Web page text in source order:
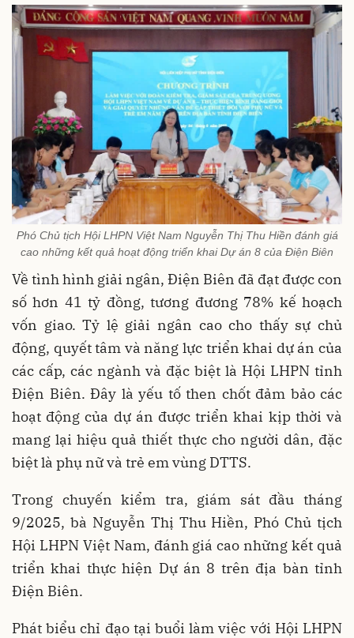
Phó Chủ tịch Hội LHPN Việt Nam Nguyễn Thị Thu Hiền đánh giá
cao những kết quả hoạt động triển khai Dự án 8 của Điện Biên
Về tình hình giải ngân, Điện Biên đã đạt được con
số hơn 41 tỷ đồng, tương đương 78% kế hoạch
vốn giao. Tỷ lệ giải ngân cao cho thấy sự chủ
động, quyết tâm và năng lực triển khai dự án của
các cấp, các ngành và đặc biệt là Hội LHPN tỉnh
Điện Biên. Đây là yếu tố then chốt đảm bảo các
hoạt động của dự án được triển khai kịp thời và
mang lại hiệu quả thiết thực cho người dân, đặc
biệt là phụ nữ và trẻ em vùng DTTS.
Trong chuyến kiểm tra, giám sát đầu tháng
9/2025, bà Nguyễn Thị Thu Hiền, Phó Chủ tịch
Hội LHPN Việt Nam, đánh giá cao những kết quả
triển khai thực hiện Dự án 8 trên địa bàn tỉnh
Điện Biên.
Phát biểu chỉ đạo tại buổi làm việc với Hội LHPN